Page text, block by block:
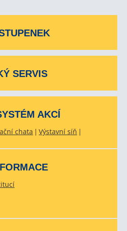
SERVIS
AKCÍ
chata Výstavní síň